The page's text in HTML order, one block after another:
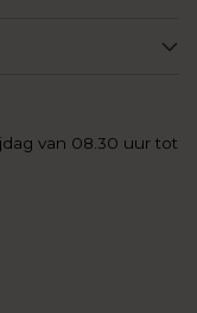
van 08.30 uur tot